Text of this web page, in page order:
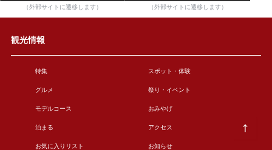
（外部サイトに遷移します） （外部サイトに遷移します）
観光情報
特集 スポット・体験
グルメ 祭り・イベント
モデルコース おみやげ
泊まる アクセス
お気に入りリスト お知らせ